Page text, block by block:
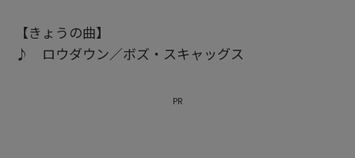
【きょうの曲】
♪ ロウダウン／ボズ・スキャッグス
PR